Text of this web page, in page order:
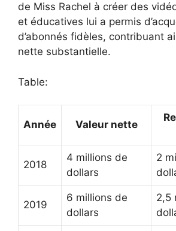
de Miss Rachel à créer des
et éducatives lui a permis
d’abonnés fidèles, contribuant
nette substantielle.
Table:
Année Valeur nette
2018
4 millions de
dollars
2
2019
6 millions de
dollars
2,5